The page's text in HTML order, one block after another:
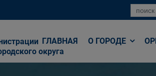
округа
ГЛАВНАЯ О ГОРОДЕ